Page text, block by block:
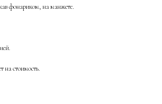
фонариком, на манжете.
на стоимость.